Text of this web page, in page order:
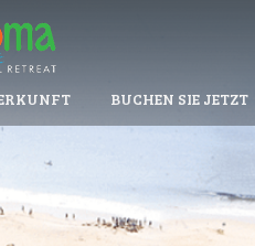
BUCHEN SIE JETZT